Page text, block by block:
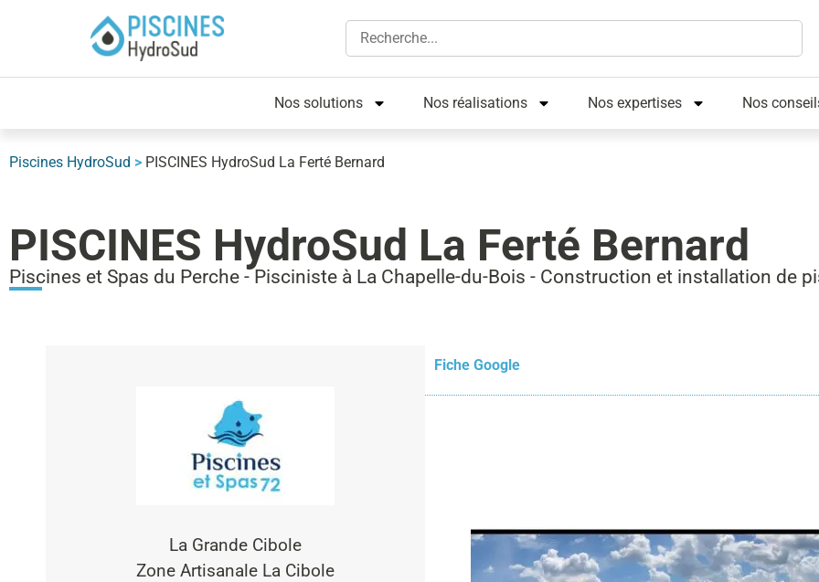
Nos solutions Nos réalisations Nos expertises Nos
Piscines HydroSud > PISCINES HydroSud La Ferté Bernard
PISCINES HydroSud La Ferté Bernard
Piscines et Spas du Perche - Pisciniste à La Chapelle-du-Bois - Construction et installation de
La Grande Cibole
Zone Artisanale La Cibole
Fiche Google